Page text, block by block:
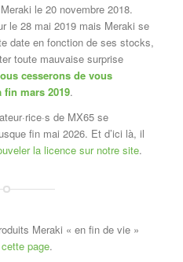
le 20 novembre 2018.
le 28 mai 2019 mais Meraki se
date en fonction de ses stocks,
toute mauvaise surprise
cesserons de vous
mars 2019.
de MX65 se
fin mai 2026. Et d’ici là, il
la licence sur notre site.
Meraki « en fin de vie »
page.